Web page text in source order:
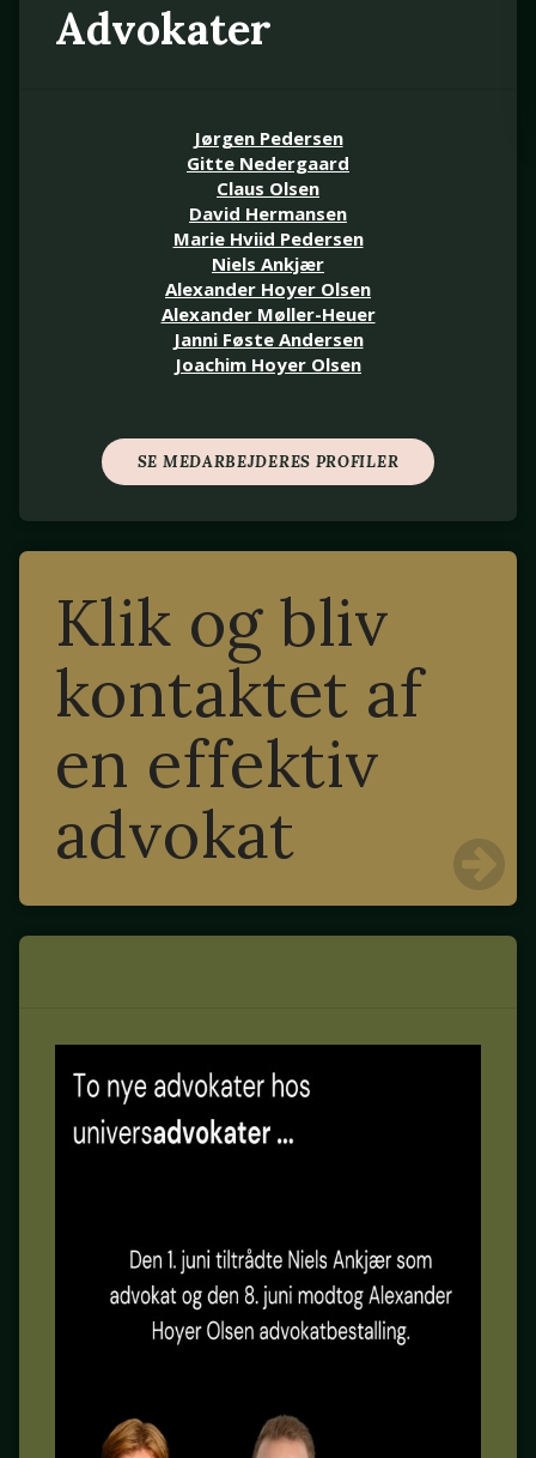
Advokater
Jørgen Pedersen
Gitte Nedergaard
Claus Olsen
David Hermansen
Marie Hviid Pedersen
Niels Ankjær
Alexander Hoyer Olsen
Alexander Møller-Heuer
Janni Føste Andersen
Joachim Hoyer Olsen
SE MEDARBEJDERES PROFILER
Klik og bliv
kontaktet af
en effektiv
advokat